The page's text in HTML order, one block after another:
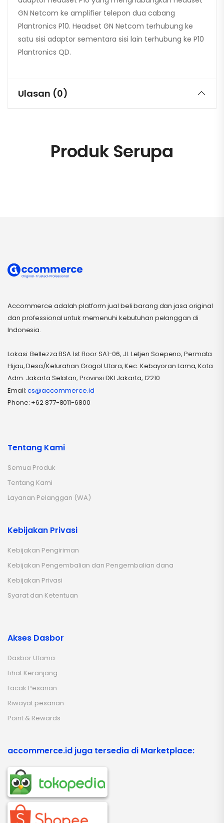
GN Netcom ke amplifier telepon dua cabang
Plantronics P10. Headset GN Netcom terhubung ke
satu sisi adaptor sementara sisi lain terhubung ke P10
Plantronics QD.
Ulasan (0)
Produk Serupa
Accommerce adalah platform jual beli barang dan jasa original
dan professional untuk memenuhi kebutuhan pelanggan di
Indonesia.
Lokasi: Bellezza BSA 1st Floor SA1-06, Jl. Letjen Soepeno, Permata
Hijau, Desa/Kelurahan Grogol Utara, Kec. Kebayoran Lama, Kota
Adm. Jakarta Selatan, Provinsi DKI Jakarta, 12210
Email:cs@accommerce.id
Phone: +62 877-8011-6800
Tentang Kami
Semua Produk
Tentang Kami
Layanan Pelanggan (WA)
Kebijakan Privasi
Kebijakan Pengiriman
Kebijakan Pengembalian dan Pengembalian dana
Kebijakan Privasi
Syarat dan Ketentuan
Akses Dasbor
Dasbor Utama
Lihat Keranjang
Lacak Pesanan
Riwayat pesanan
Point & Rewards
accommerce.id juga tersedia di Marketplace: